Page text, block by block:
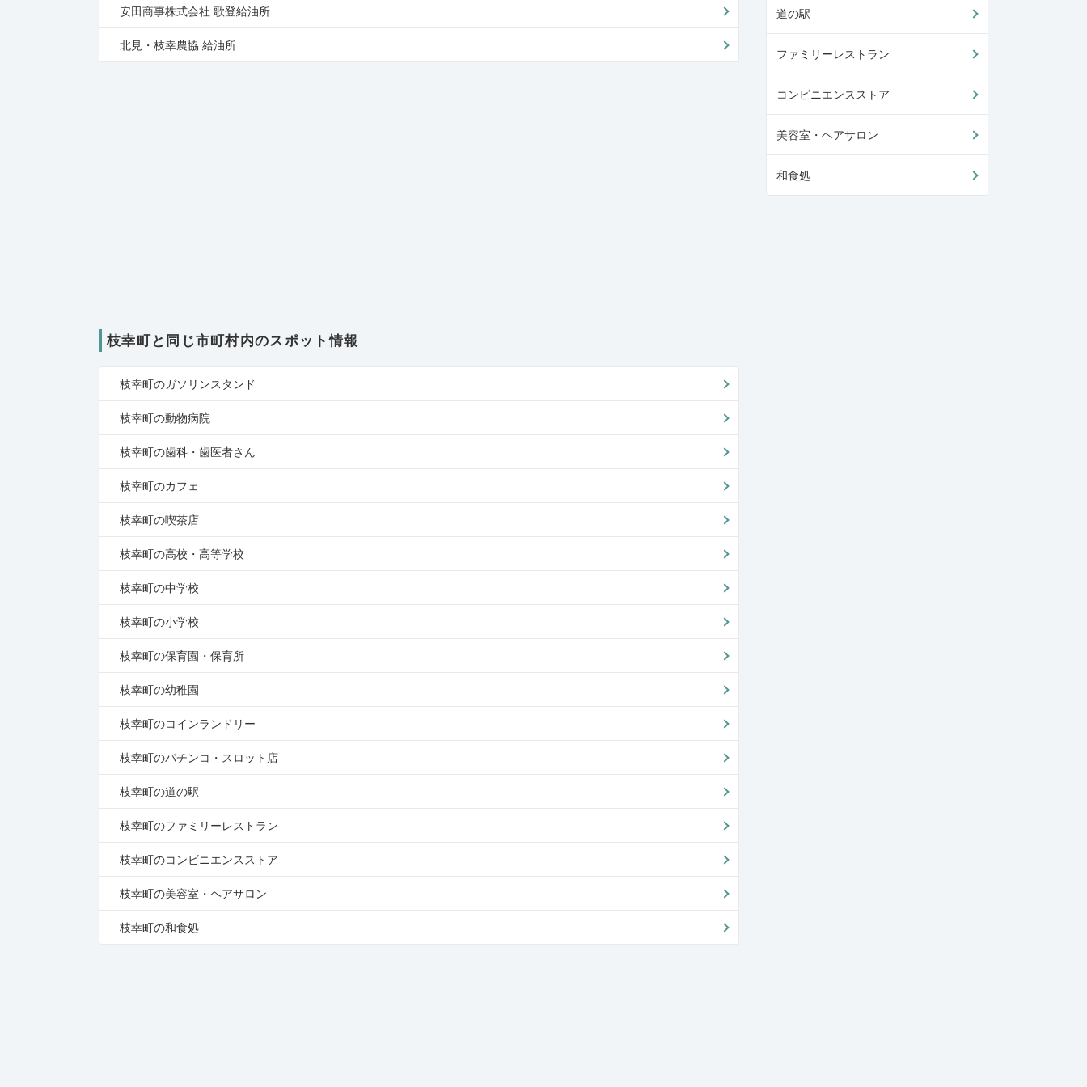
安田商事株式会社 歌登給油所
北見・枝幸農協 給油所
枝幸町と同じ市町村内のスポット情報
枝幸町のガソリンスタンド
枝幸町の動物病院
枝幸町の歯科・歯医者さん
枝幸町のカフェ
枝幸町の喫茶店
枝幸町の高校・高等学校
枝幸町の中学校
枝幸町の小学校
枝幸町の保育園・保育所
枝幸町の幼稚園
枝幸町のコインランドリー
枝幸町のパチンコ・スロット店
枝幸町の道の駅
枝幸町のファミリーレストラン
枝幸町のコンビニエンスストア
枝幸町の美容室・ヘアサロン
枝幸町の和食処
道の駅
ファミリーレストラン
コンビニエンスストア
美容室・ヘアサロン
和食処